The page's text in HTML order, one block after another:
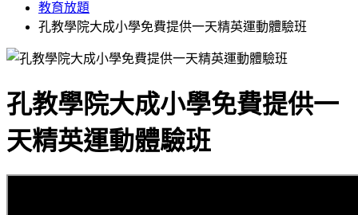
教育放題
孔教學院大成小學免費提供一天精英運動體驗班
孔教學院大成小學免費提供一
天精英運動體驗班